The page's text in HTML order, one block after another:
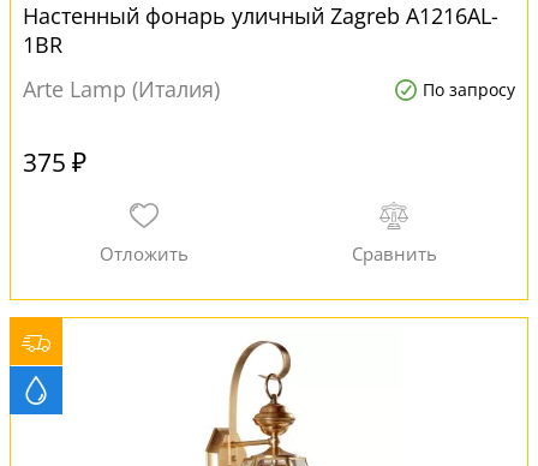
Настенный фонарь уличный Zagreb A1216AL-
1BR
Arte Lamp (Италия)
По запросу
375 ₽